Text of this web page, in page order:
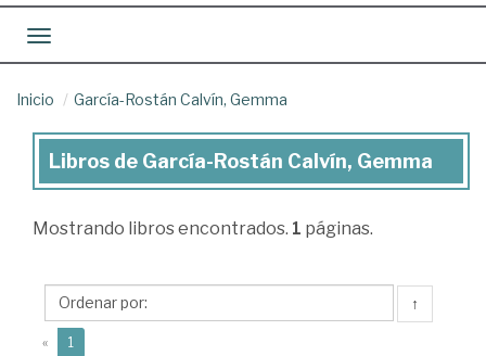
Toggle navigation
Inicio García-Rostán Calvín, Gemma
Libros
García-
Calvín,
Gemma
Libros de García-Rostán Calvín, Gemma
Mostrando libros encontrados. 1 páginas.
↑
« 1